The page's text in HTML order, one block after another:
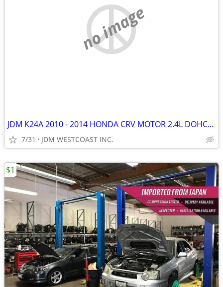
no image
JDM K24A 2010 - 2014 HONDA CRV MOTOR 2.4L DOHC I-VTEC ENGINE
7/31 JDM WESTCOAST INC.
$1